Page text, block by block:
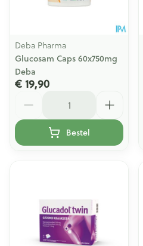
Deba Pharma
Glucosam Caps 60x750mg
Deba
€ 19,90
Bestel